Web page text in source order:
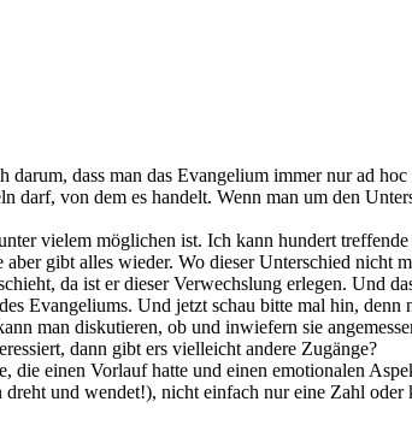
dass man das Evangelium immer nur ad
darf, von dem es handelt. Wenn man um den
vielem möglichen ist. Ich kann hundert
gibt alles wieder. Wo dieser Unterschied nicht
da ist er dieser Verwechslung erlegen. Und
Evangeliums. Und jetzt schau bitte mal hin, denn
man diskutieren, ob und inwiefern sie
dann gibt ers vielleicht andere Zugänge?
die einen Vorlauf hatte und einen emotionalen
und wendet!), nicht einfach nur eine Zahl oder